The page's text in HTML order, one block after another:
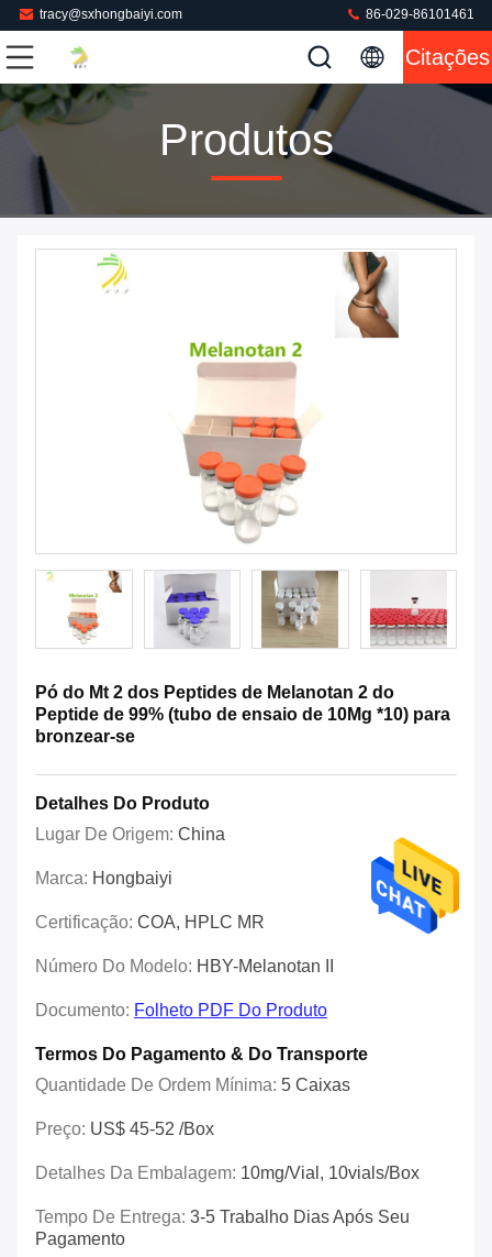
tracy@sxhongbaiyi.com 86-029-86101461
Citações
Produtos
Pó do Mt 2 dos Peptides de Melanotan 2 do
Peptide de 99% (tubo de ensaio de 10Mg *10) para
bronzear-se
Detalhes Do Produto
Lugar De Origem: China
Marca: Hongbaiyi
Certificação: COA, HPLC MR
Número Do Modelo: HBY-Melanotan II
Documento: Folheto PDF Do Produto
Termos Do Pagamento & Do Transporte
Quantidade De Ordem Mínima: 5 Caixas
Preço: US$ 45-52 /box
Detalhes Da Embalagem: 10mg/vial, 10vials/box
Tempo De Entrega: 3-5 Trabalho Dias Após Seu
Pagamento